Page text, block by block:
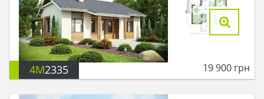
4M2335 19 900 грн